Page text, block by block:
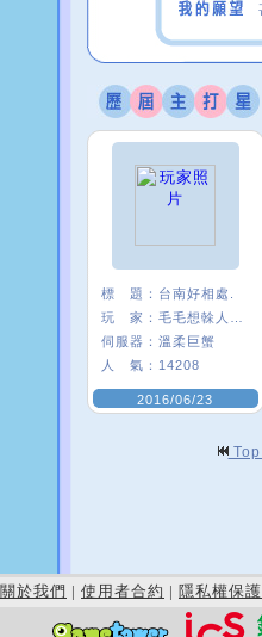
標 題： 台南好相處.
玩 家：
伺服器： 溫柔巨蟹
人 氣： 14208
2016/06/23
關於我們 | 使用者合約 | 隱私權保護